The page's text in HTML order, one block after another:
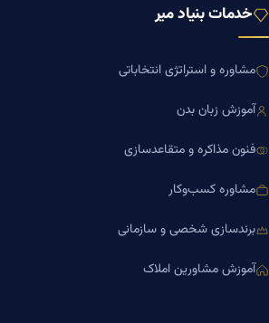
خدمات بنیاد میر
مشاوره و استراتژی انتخاباتی
آموزش زبان بدن
فنون مذاکره و متقاعدسازی
مشاوره کسب‌وکار
برندسازی شخصی و سازمانی
آموزش مشاورین املاک